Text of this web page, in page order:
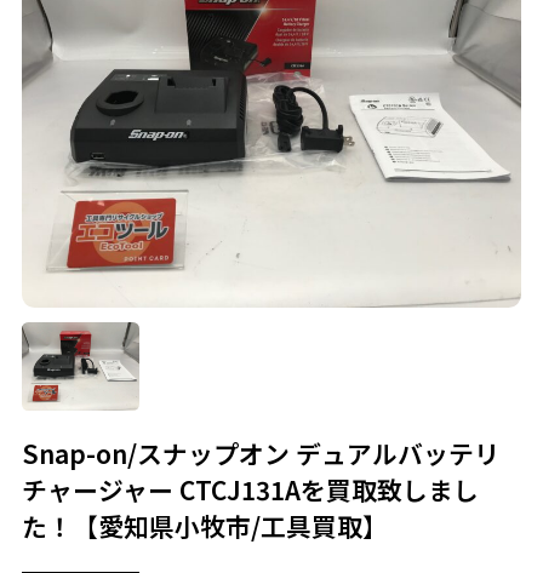
Snap-on/スナップオン デュアルバッテリ
チャージャー CTCJ131Aを買取致しまし
た！【愛知県小牧市/工具買取】